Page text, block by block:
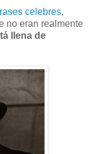
celebres,
no eran realmente
llena de